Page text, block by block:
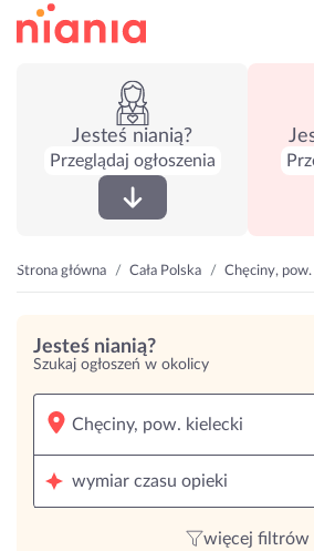
Jesteś nianią?
Przeglądaj ogłoszenia
Strona główna Cała Polska Chęciny,
Jesteś nianią?
Szukaj ogłoszeń w okolicy
wymiar czasu opieki
więcej filtrów